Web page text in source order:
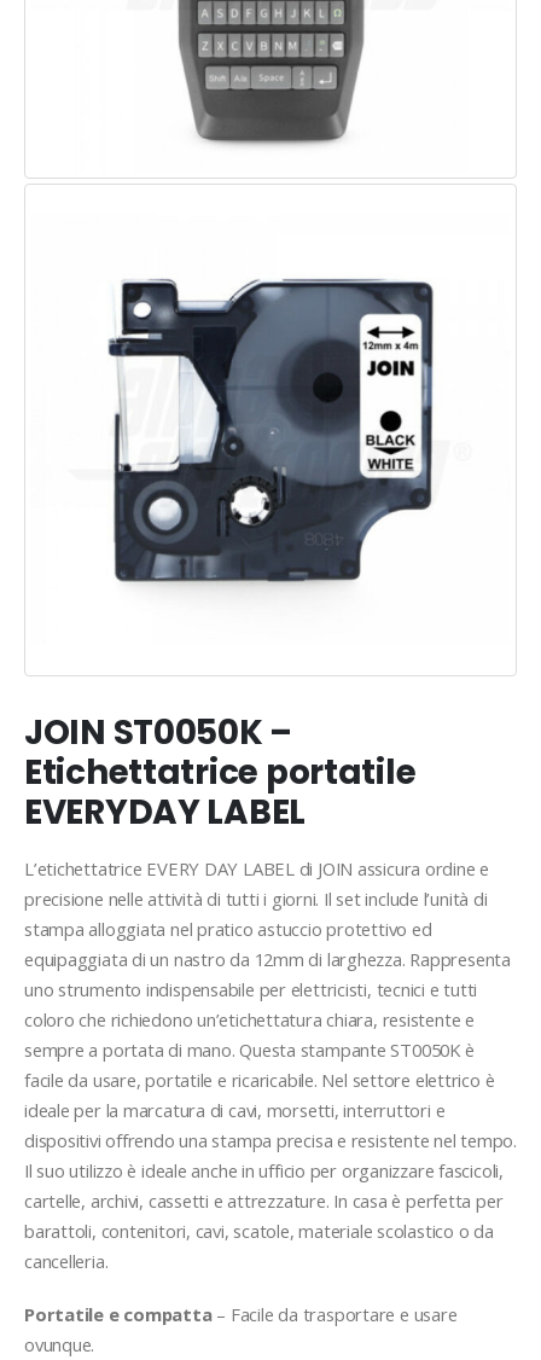
JOIN ST0050K –
Etichettatrice portatile
EVERYDAY LABEL
L’etichettatrice EVERY DAY LABEL di JOIN assicura ordine e
precisione nelle attività di tutti i giorni. Il set include l’unità di
stampa alloggiata nel pratico astuccio protettivo ed
equipaggiata di un nastro da 12mm di larghezza. Rappresenta
uno strumento indispensabile per elettricisti, tecnici e tutti
coloro che richiedono un’etichettatura chiara, resistente e
sempre a portata di mano. Questa stampante ST0050K è
facile da usare, portatile e ricaricabile. Nel settore elettrico è
ideale per la marcatura di cavi, morsetti, interruttori e
dispositivi offrendo una stampa precisa e resistente nel tempo.
Il suo utilizzo è ideale anche in ufficio per organizzare fascicoli,
cartelle, archivi, cassetti e attrezzature. In casa è perfetta per
barattoli, contenitori, cavi, scatole, materiale scolastico o da
cancelleria.
Portatile e compatta – Facile da trasportare e usare
ovunque.